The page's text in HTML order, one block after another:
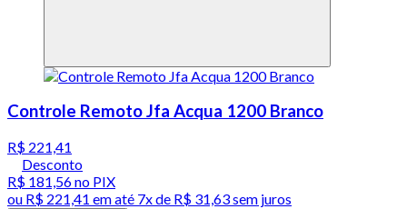
Controle Remoto Jfa Acqua 1200 Branco
R$ 221,41
Desconto
R$ 181,56no PIX
ou R$ 221,41 em até 7x de R$ 31,63 sem juros